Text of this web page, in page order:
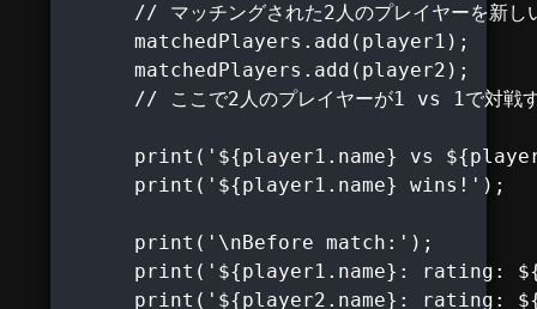
// マッチングされた2人のプレイヤーを新し
      matchedPlayers.add(player1);
      matchedPlayers.add(player2);
// ここで2人のプレイヤーが1 vs 1で対戦
print('${player1.name} vs
      print('${player1.name} wins!');
      print('\nBefore match:');
print('${player1.name}: rating:
print('${player2.name}: rating: